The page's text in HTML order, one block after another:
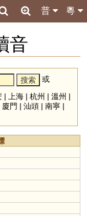
粵
普
音
或
| 上海| 杭州 | 溫州 |
廈門 | 汕頭| 南寧|